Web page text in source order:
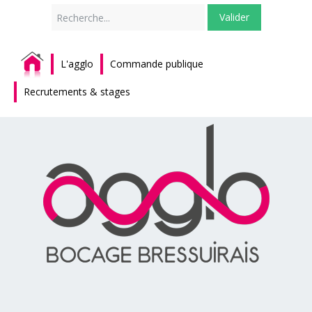
Valider
L'agglo Commande publique
Recrutements & stages